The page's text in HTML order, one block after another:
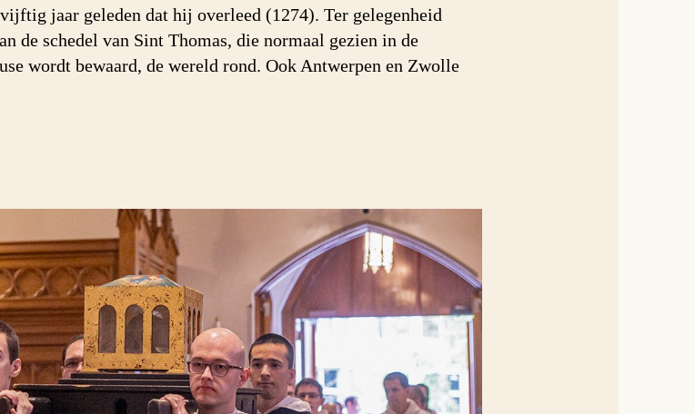
jaar geleden dat hij overleed (1274). Ter gelegenheid
de schedel van Sint Thomas, die normaal gezien in de
wordt bewaard, de wereld rond. Ook Antwerpen en Zwolle
de St.-Dominicuskerk in Washington binnen met een reliekhouder met daarin de schedel van de heilige Thomas
door kardinaal Wilton Gregory. De belangrijkste relikwieën van de heilige werden voor het altaar
News/Catholic Standard/Mihoko Owada
over de passage van Thomas' relieken,
bijvoorbeeld in de Verenigde
is het de beurt aan de Lage Landen. De dominicanen in België en Nederland zijn
broeder Thomas even onder hen.